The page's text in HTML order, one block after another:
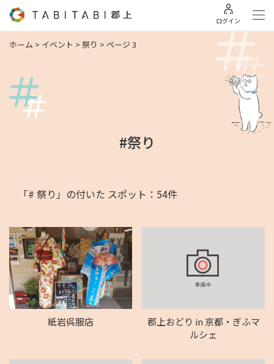
ログイン
ホーム > イベント > 祭り > ページ 3
#祭り
「# 祭り」の付いた スポット：54件
紙岩呉服店
郡上おどり in 京都・ぎふマ
ルシェ